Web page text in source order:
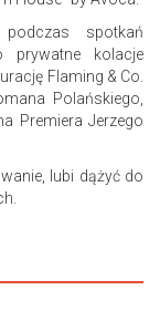
spotkań
prywatne kolacje
Flaming & Co.
Polańskiego,
Premiera Jerzego
lubi dążyć do